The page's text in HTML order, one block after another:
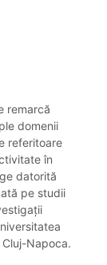
remarcă
domenii
referitoare
în
datorită
pe studii
Cluj-Napoca.